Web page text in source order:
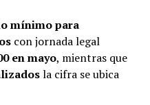
mínimo para
con jornada legal
en mayo, mientras que
la cifra se ubica